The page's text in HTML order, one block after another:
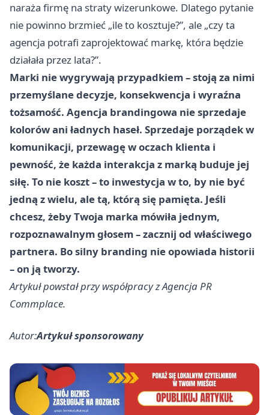
naraża firmę na straty wizerunkowe. Dlatego pytanie
nie powinno brzmieć „ile to kosztuje?”, ale „czy ta
agencja potrafi zaprojektować markę, która będzie
działała przez lata?”.
Marki nie wygrywają przypadkiem – stoją za nimi
przemyślane decyzje, konsekwencja i wyraźna
tożsamość. Agencja brandingowa nie sprzedaje
kolorów ani ładnych haseł. Sprzedaje porządek w
komunikacji, przewagę w oczach klienta i
pewność, że każda interakcja z marką buduje jej
siłę. To nie koszt – to inwestycja w to, by nie być
jedną z wielu, ale tą, którą się pamięta. Jeśli
chcesz, żeby Twoja marka mówiła jednym,
rozpoznawalnym głosem – zacznij od właściwego
partnera. Bo silny branding nie opowiada historii
– on ją tworzy.
Artykuł powstał przy współpracy z Agencja PR
Commplace.
Autor:Artykuł sponsorowany